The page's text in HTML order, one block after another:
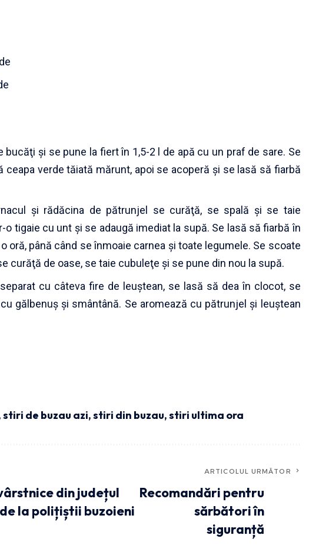
bucăţi şi se pune la fiert în 1,5-2 l de apă cu un praf de sare. Se
ceapa verde tăiată mărunt, apoi se acoperă şi se lasă să fiarbă
şi rădăcina de pătrunjel se curăţă, se spală şi se taie
tigaie cu unt şi se adaugă imediat la supă. Se lasă să fiarbă în
oră, până când se înmoaie carnea şi toate legumele. Se scoate
curăţă de oase, se taie cubuleţe şi se pune din nou la supă.
cu câteva fire de leuştean, se lasă să dea în clocot, se
gălbenuş şi smântână. Se aromează cu pătrunjel şi leuştean
stiri de buzau azi,stiri din buzau,stiri ultima ora
din județul
la polițiștii buzoieni
ARTICOLUL URMĂTOR
Recomandări pentru
sărbători în
siguranță